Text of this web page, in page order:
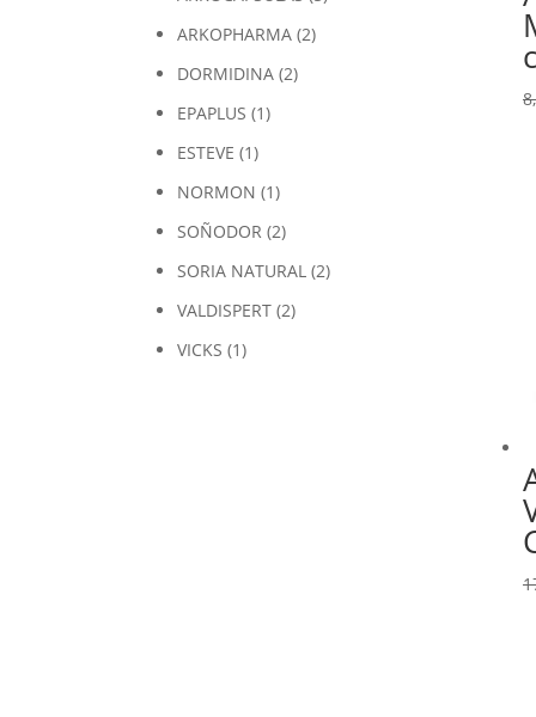
ARKOPHARMA(2)
DORMIDINA(2)
EPAPLUS(1)
ESTEVE(1)
NORMON(1)
SOÑODOR(2)
SORIA NATURAL(2)
VALDISPERT(2)
VICKS(1)